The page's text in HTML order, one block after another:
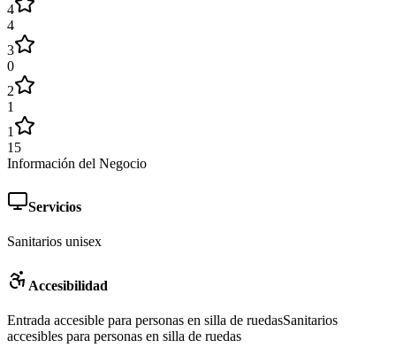
4
4
3
0
2
1
1
15
Información del Negocio
Servicios
Sanitarios unisex
Accesibilidad
Entrada accesible para personas en silla de ruedasSanitarios
accesibles para personas en silla de ruedas